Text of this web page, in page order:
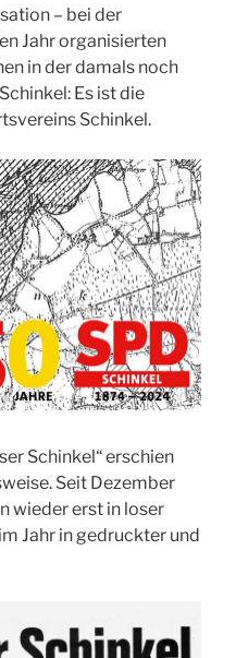
– bei der
Jahr organisierten
in der damals noch
Es ist die
Schinkel.
Schinkel“ erschien
Seit Dezember
wieder erst in loser
Jahr in gedruckter und